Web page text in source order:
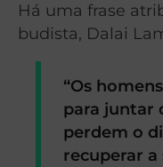
Há uma frase
budista, Dalai
“Os
para juntar
perdem o
recuperar a